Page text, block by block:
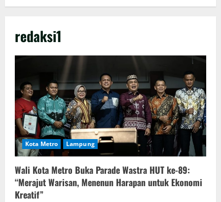
redaksi1
Kota Metro Lampung
Wali Kota Metro Buka Parade Wastra HUT ke-89:
“Merajut Warisan, Menenun Harapan untuk Ekonomi
Kreatif”